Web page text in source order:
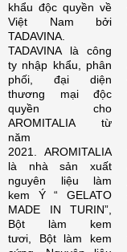
khẩu độc quyền về
Việt Nam bởi
TADAVINA.
TADAVINA là công
ty nhập khẩu, phân
phối, đại diện
thương mại độc
quyền cho
AROMITALIA từ
năm
2021. AROMITALIA
là nhà sản xuất
nguyên liệu làm
kem Ý “ GELATO
MADE IN TURIN”,
Bột làm kem
tươi, Bột làm kem